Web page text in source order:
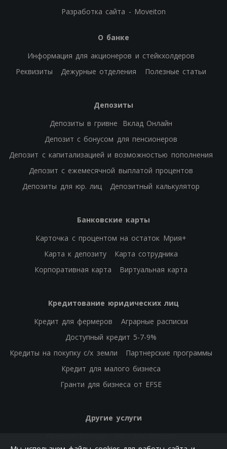
Разработка сайта - Moveiton
О банке
Информация для акционеров и стейкхолдеров
Реквизиты
Дежурные отделения Полезные статьи
Депозиты
Депозиты в гривне
Вклад Онлайн
Депозит с бонусом для пенсионеров
Депозит с капитализацией и возможностью пополнения
Депозит с ежемесячной выплатой процентов
Депозиты для юр. лиц
Депозитный калькулятор
Банковские карты
Карточка с процентом на остаток Мрия+
Карта к депозиту
Карта сотрудника
Корпоративная карта
Виртуальная карта
Кредитование юридических лиц
Кредит для фермеров
Аграрные расписки
Доступный кредит 5-7-9%
Кредиты на покупку с/х земли
Партнерские программы
Кредит для малого бизнеса
Гранти для бизнеса от EFSE
Другие услуги